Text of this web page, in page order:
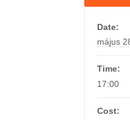
Date:
május
Time:
17:00
Cost: